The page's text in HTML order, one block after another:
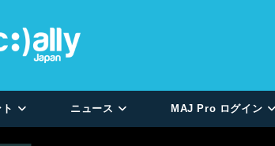
ニュース MAJ Pro ログイン